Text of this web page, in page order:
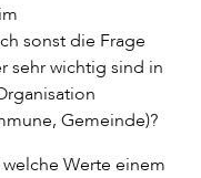
sonst die Frage
sehr wichtig sind in
Gemeinde)?
Werte einem